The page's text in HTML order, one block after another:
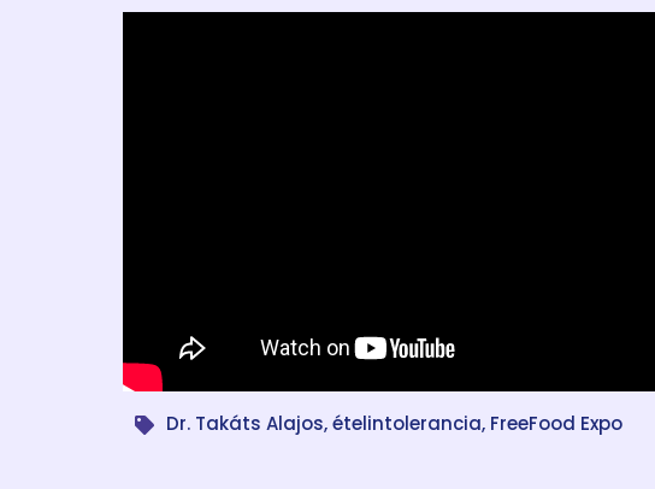
Dr. Takáts Alajos,ételintolerancia, FreeFood Expo